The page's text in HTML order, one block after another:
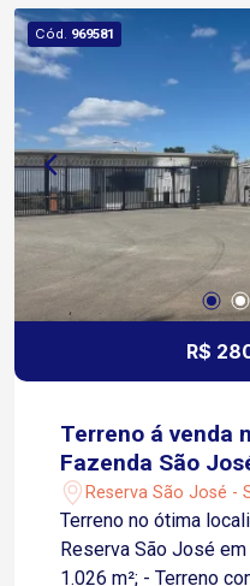
Área fireplay (lareira
vagas Banheiro
amplo Casa moderna
Canteiro verde ao
Cód. 969581
R$
Terreno á venda
Fazenda São
Pirapora/SP
Reserva São José -
Terreno no ótima
Reserva São José em
1.026 m²; - Terreno